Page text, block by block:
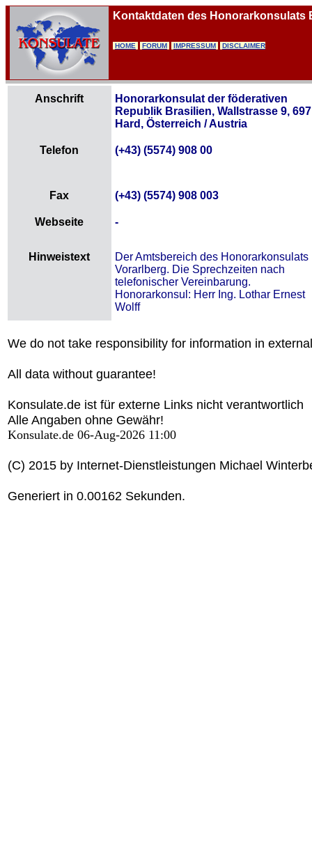
Kontaktdaten des Honorarkonsulats
HOME FORUM IMPRESSUM DISCLAIMER
Anschrift
Honorarkonsulat der föderativen
Republik Brasilien, Wallstrasse 9,
Hard, Österreich / Austria
Telefon (+43) (5574) 908 00
Fax (+43) (5574) 908 003
Webseite -
Hinweistext
Der Amtsbereich des Honorarkonsulats
Vorarlberg. Die Sprechzeiten nach
telefonischer Vereinbarung.
Honorarkonsul: Herr Ing. Lothar Ernest
Wolff
We do not take responsibility for information in
All data without guarantee!
Konsulate.de ist für externe Links nicht verantwortlich
Alle Angaben ohne Gewähr!
Konsulate.de 06-Aug-2026 11:00
(C) 2015 by Internet-Dienstleistungen Michael
Generiert in 0.00162 Sekunden.